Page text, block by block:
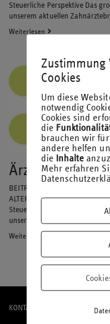
Steuerliche Perspektive Das
unserem aktuellen
Weiterlesen
Ärztebrief I
ALTERSVORSORGE?
Steuerliche Perspektive Das
unserem aktuellen Ärztebrief…
Weiterlesen
KONTAKT
Zustimmung
Cookies
Um diese
notwendig
Cookies sind
die
brauchen wir
andere helfen
die Inhalte
Mehr erfahren